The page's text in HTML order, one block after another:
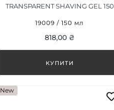
TRANSPARENT SHAVING GEL 150
19009 / 150 мл
818,00 ₴
New